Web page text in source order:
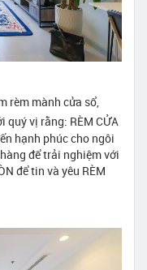
rèm mành cửa sổ,
quý vị rằng: RÈM CỬA
hạnh phúc cho ngôi
để trải nghiệm với
để tin và yêu RÈM